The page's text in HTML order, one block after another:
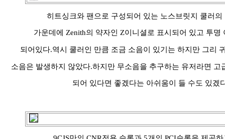
히트싱크와 팬으로 구성되어 있는 노스브릿지 쿨러의
가운데에 Zenith의 약자인 Z이니셜로 표시되어 있고 투명
되어있다.역시 쿨러인 만큼 조금 소음이 있기는 하지만 그리
소음은 발생하지 않았다.하지만 무소음을 추구하는 유저라면 고
되어 있다면 좋겠다는 아쉬움이 들 수도 있겠